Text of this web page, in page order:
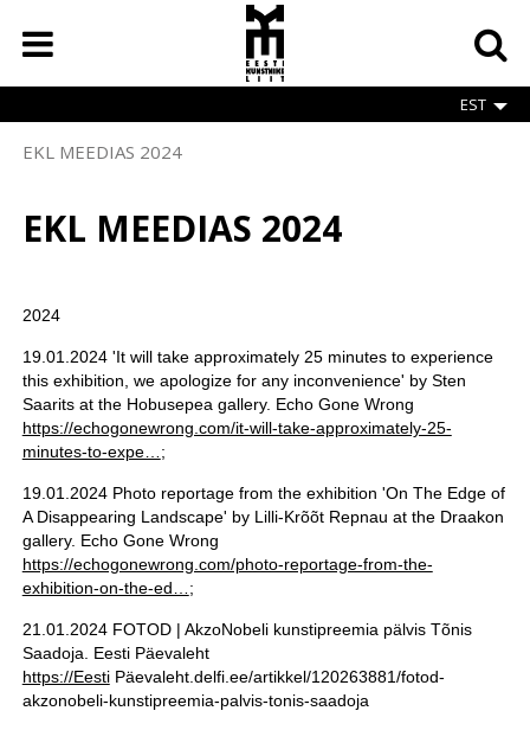
main
content
EST
Breadcrumb
EKL MEEDIAS 2024
EKL MEEDIAS 2024
2024
19.01.2024 'It will take approximately 25 minutes to experience
this exhibition, we apologize for any inconvenience' by Sten
Saarits at the Hobusepea gallery. Echo Gone Wrong
https://echogonewrong.com/it-will-take-approximately-25-
minutes-to-expe… ;
19.01.2024 Photo reportage from the exhibition 'On The Edge of
A Disappearing Landscape' by Lilli-Krõõt Repnau at the Draakon
gallery. Echo Gone Wrong
https://echogonewrong.com/photo-reportage-from-the-
exhibition-on-the-ed… ;
21.01.2024 FOTOD | AkzoNobeli kunstipreemia pälvis Tõnis
Saadoja. Eesti Päevaleht
https://EestiPäevaleht.delfi.ee/artikkel/120263881/fotod-
akzonobeli-kunstipreemia-palvis-tonis-saadoja